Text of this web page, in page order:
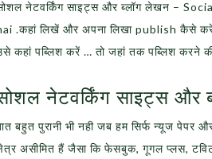
नेटवर्किंग साइट्स और ब्लॉग लेखन –
.कहां लिखें और अपना लिखा publish कैसे करे
कहां पब्लिश करें … तो जहां तक पब्लिश करने की
नेटवर्किंग साइट्स और
बहुत पुरानी भी नही जब हम सिर्फ न्यूज
असीमित हैं जैसा कि फेसबुक, गूगल प्लस,